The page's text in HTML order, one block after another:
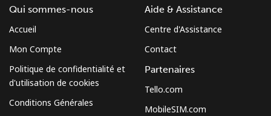
Qui sommes-nous
Accueil
Mon Compte
Politique de confidentialité et
d'utilisation de cookies
Conditions Générales
Aide & Assistance
Centre d'Assistance
Contact
Partenaires
Tello.com
MobileSIM.com